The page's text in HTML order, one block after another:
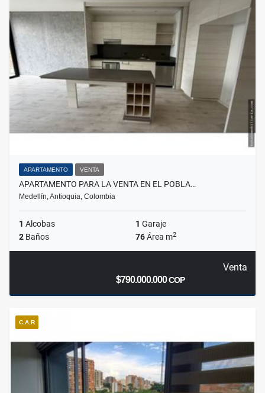
APARTAMENTO VENTA
APARTAMENTO PARA LA VENTA EN EL POBLA…
Medellín, Antioquia, Colombia
1 Alcobas 1 Garaje
2 Baños 76Área m2
Venta
$790.000.000COP
C.A.R